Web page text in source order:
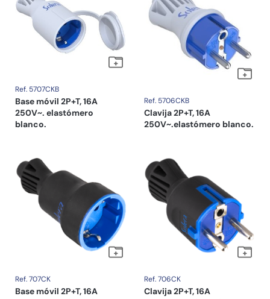
Ref. 5707CKB
Base móvil 2P+T, 16A
250V~. elastómero
blanco.
Ref. 5706CKB
Clavija 2P+T, 16A
250V~.elastómero blanco.
Ref. 707CK
Base móvil 2P+T, 16A
Ref. 706CK
Clavija 2P+T, 16A